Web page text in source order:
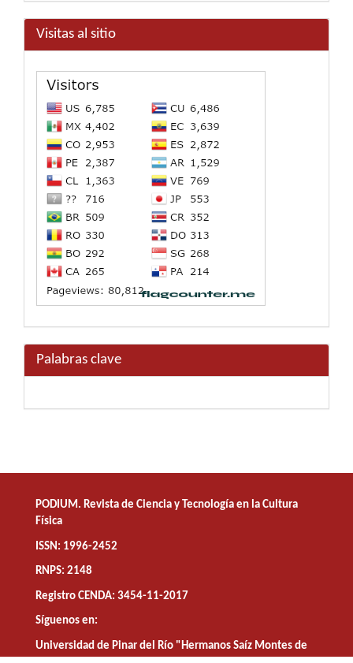
Visitas al sitio
Palabras clave
PODIUM. Revista de Ciencia y Tecnología en la Cultura
Física
ISSN: 1996-2452
RNPS: 2148
Registro CENDA: 3454-11-2017
Síguenos en:
Universidad de Pinar del Río "Hermanos Saíz Montes de